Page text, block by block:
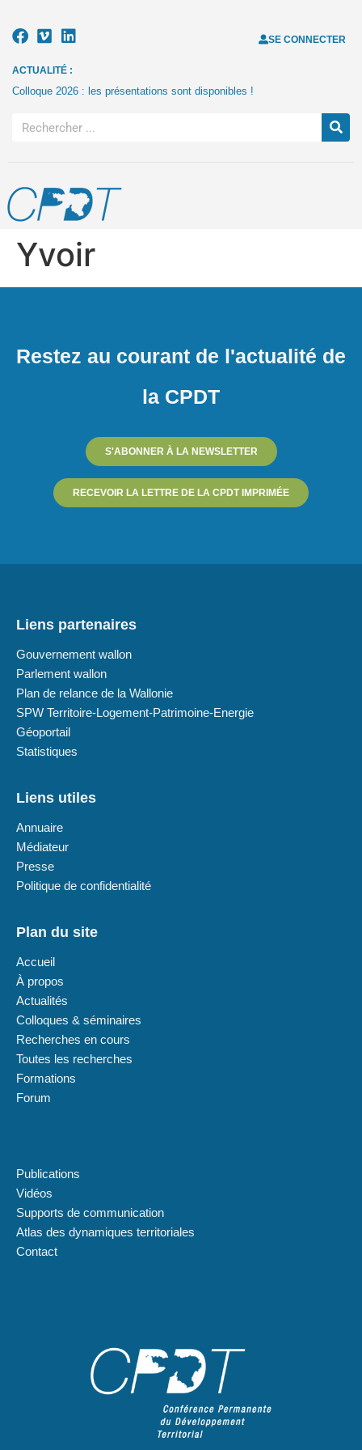
SE CONNECTER
ACTUALITÉ :
Colloque 2026 : les présentations sont disponibles !
Yvoir
Restez au courant de l'actualité de
la CPDT
S'ABONNER À LA NEWSLETTER
RECEVOIR LA LETTRE DE LA CPDT IMPRIMÉE
Liens partenaires
Gouvernement wallon
Parlement wallon
Plan de relance de la Wallonie
SPW Territoire-Logement-Patrimoine-Energie
Géoportail
Statistiques
Liens utiles
Annuaire
Médiateur
Presse
Politique de confidentialité
Plan du site
Accueil
À propos
Actualités
Colloques & séminaires
Recherches en cours
Toutes les recherches
Formations
Forum
Publications
Vidéos
Supports de communication
Atlas des dynamiques territoriales
Contact